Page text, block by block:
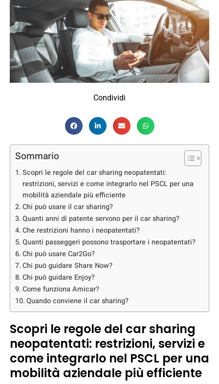
Condividi
Sommario
Scopri le regole del car sharing neopatentati:
restrizioni, servizi e come integrarlo nel PSCL per una
mobilità aziendale più efficiente
Chi può usare il car sharing?
Quanti anni di patente servono per il car sharing?
Che restrizioni hanno i neopatentati?
Quanti passeggeri possono trasportare i neopatentati?
Chi può usare Car2Go?
Chi può guidare Share Now?
Chi può guidare Enjoy?
Come funziona Amicar?
Quando conviene il car sharing?
Scopri le regole del car sharing
neopatentati: restrizioni, servizi e
come integrarlo nel PSCL per una
mobilità aziendale più efficiente